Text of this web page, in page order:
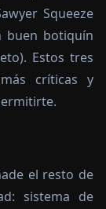
Squeeze
buen botiquín
Estos tres
críticas y
el resto de
sistema de